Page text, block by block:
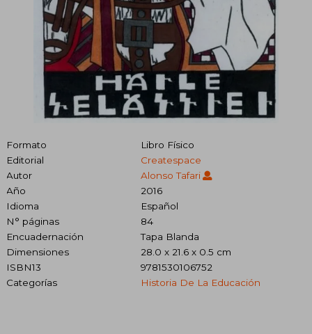
Formato
Libro Físico
Editorial
Createspace
Autor
Alonso Tafari
Año
2016
Idioma
Español
N° páginas
84
Encuadernación
Tapa Blanda
Dimensiones
28.0 x 21.6 x 0.5 cm
ISBN13
9781530106752
Categorías
Historia De La Educación